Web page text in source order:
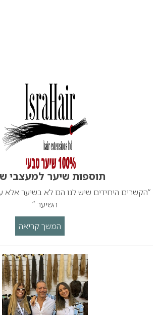
תוספות שיער למעצבי
“הקשרים היחידים שיש לנו הם לא בשיער אלא
השיער “
המשך קריאה